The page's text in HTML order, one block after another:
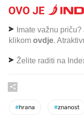
Imate važnu
klikom ovdje.
Želite raditi na
#hrana #znanost